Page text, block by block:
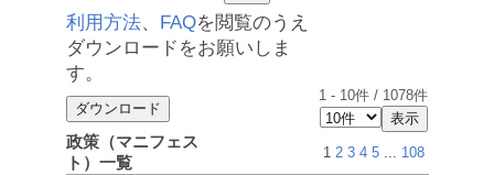
利用方法、 FAQを閲覧のうえ
ダウンロードをお願いしま
す。
1 - 10件 / 1078件
政策（マニフェス
ト）一覧
1 2 3 4 5 ... 108